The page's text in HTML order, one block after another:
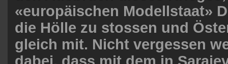
«europäischen Modellstaat»
die Hölle zu stossen und
gleich mit. Nicht vergessen